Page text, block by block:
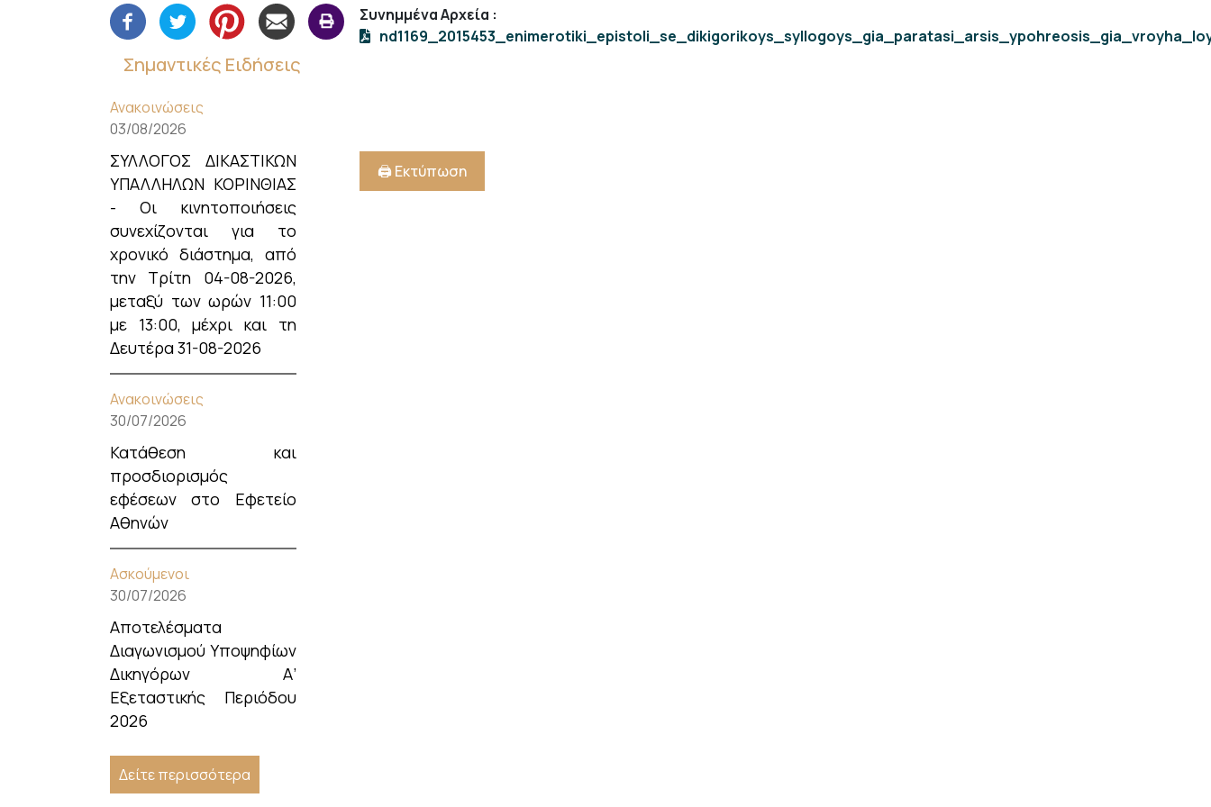
Σημαντικές Ειδήσεις
Ανακοινώσεις
03/08/2026
ΣΥΛΛΟΓΟΣ ΔΙΚΑΣΤΙΚΩΝ
ΥΠΑΛΛΗΛΩΝ ΚΟΡΙΝΘΙΑΣ
- Οι κινητοποιήσεις
συνεχίζονται για το
χρονικό διάστημα, από
την Τρίτη 04-08-2026,
μεταξύ των ωρών 11:00
με 13:00, μέχρι και τη
Δευτέρα 31-08-2026
Ανακοινώσεις
30/07/2026
Κατάθεση και
προσδιορισμός
εφέσεων στο Εφετείο
Αθηνών
Ασκούμενοι
30/07/2026
Αποτελέσματα
Διαγωνισμού Υποψηφίων
Δικηγόρων Α’
Εξεταστικής Περιόδου
2026
Δείτε περισσότερα
Συνημμένα Αρχεία :
🖨️ Εκτύπωση